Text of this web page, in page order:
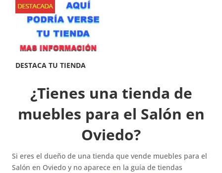
¿Tienes una tienda de
muebles para el Salón en
Oviedo?
Si eres el dueño de una tienda que vende muebles para el
Salón en Oviedo y no aparece en la guía de tiendas